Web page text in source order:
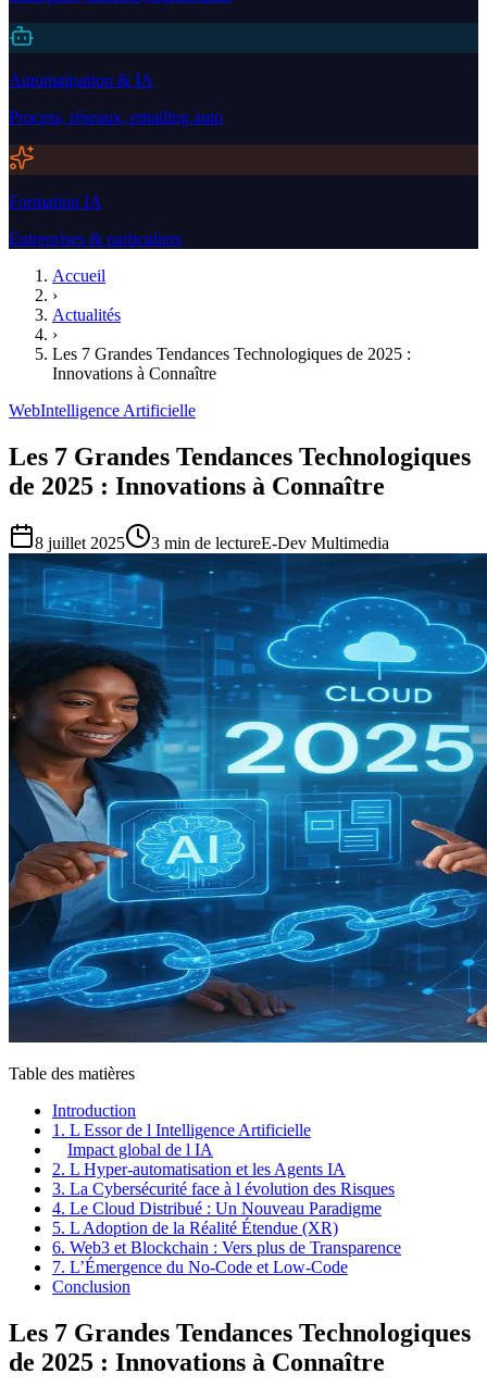
Automatisation & IA
Process, réseaux, emailing auto
Formation IA
Entreprises & particuliers
Accueil
›
Actualités
›
Les 7 Grandes Tendances Technologiques de 2025 :
Innovations à Connaître
WebIntelligence Artificielle
Les 7 Grandes Tendances Technologiques
de 2025 : Innovations à Connaître
8 juillet 2025 3 min de lectureE-Dev Multimedia
Table des matières
Introduction
1. L Essor de l Intelligence Artificielle
Impact global de l IA
2. L Hyper-automatisation et les Agents IA
3. La Cybersécurité face à l évolution des Risques
4. Le Cloud Distribué : Un Nouveau Paradigme
5. L Adoption de la Réalité Étendue (XR)
6. Web3 et Blockchain : Vers plus de Transparence
7. L’Émergence du No-Code et Low-Code
Conclusion
Les 7 Grandes Tendances Technologiques
de 2025 : Innovations à Connaître